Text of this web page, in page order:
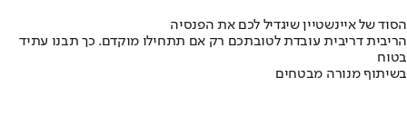
הסוד של איינשטיין שיגדיל לכם את הפנסיה
הריבית דריבית עובדת לטובתכם רק אם תתחילו מוקדם. כך תבנו עתיד
בטוח
בשיתוף מנורה מבטחים